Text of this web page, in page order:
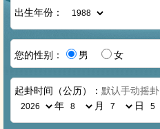
出生年份：
您的性别： 男 女
起卦时间（公历）： 默认手动摇卦
年
月 日